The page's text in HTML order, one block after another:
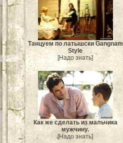
Танцуем по латышски Gangnam
Style
[Надо знать]
Как же сделать из мальчика
мужчину.
[Надо знать]